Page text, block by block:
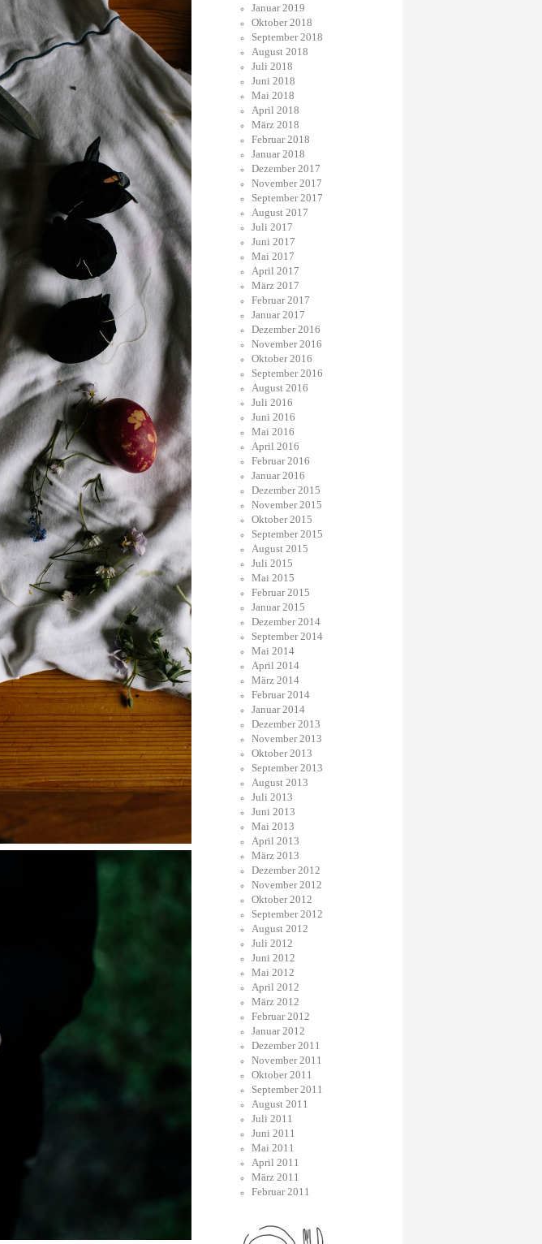
Januar 2019
Oktober 2018
September 2018
August 2018
Juli 2018
Juni 2018
Mai 2018
April 2018
März 2018
Februar 2018
Januar 2018
Dezember 2017
November 2017
September 2017
August 2017
Juli 2017
Juni 2017
Mai 2017
April 2017
März 2017
Februar 2017
Januar 2017
Dezember 2016
November 2016
Oktober 2016
September 2016
August 2016
Juli 2016
Juni 2016
Mai 2016
April 2016
Februar 2016
Januar 2016
Dezember 2015
November 2015
Oktober 2015
September 2015
August 2015
Juli 2015
Mai 2015
Februar 2015
Januar 2015
Dezember 2014
September 2014
Mai 2014
April 2014
März 2014
Februar 2014
Januar 2014
Dezember 2013
November 2013
Oktober 2013
September 2013
August 2013
Juli 2013
Juni 2013
Mai 2013
April 2013
März 2013
Dezember 2012
November 2012
Oktober 2012
September 2012
August 2012
Juli 2012
Juni 2012
Mai 2012
April 2012
März 2012
Februar 2012
Januar 2012
Dezember 2011
November 2011
Oktober 2011
September 2011
August 2011
Juli 2011
Juni 2011
Mai 2011
April 2011
März 2011
Februar 2011